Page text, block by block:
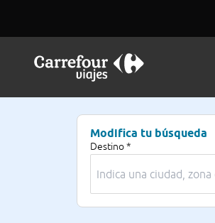
Modifica tu búsqueda
Destino *